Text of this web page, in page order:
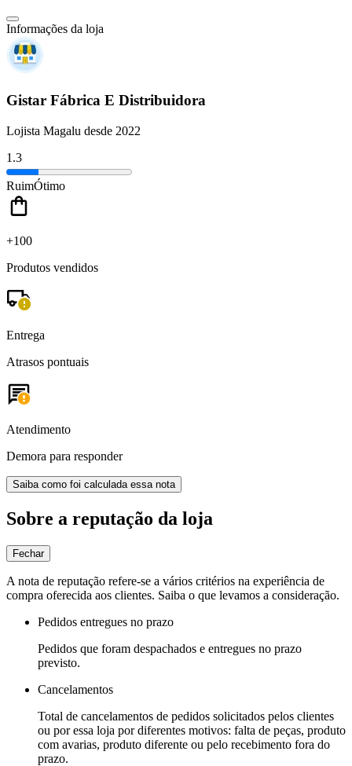
Informações da loja
Gistar Fábrica E Distribuidora
Lojista Magalu desde 2022
1.3
RuimÓtimo
+100
Produtos vendidos
Entrega
Atrasos pontuais
Atendimento
Demora para responder
Saiba como foi calculada essa nota
Sobre a reputação da loja
Fechar
A nota de reputação refere-se a vários critérios na experiência de
compra oferecida aos clientes. Saiba o que levamos a consideração.
Pedidos entregues no prazo
Pedidos que foram despachados e entregues no prazo
previsto.
Cancelamentos
Total de cancelamentos de pedidos solicitados pelos clientes
ou por essa loja por diferentes motivos: falta de peças, produto
com avarias, produto diferente ou pelo recebimento fora do
prazo.